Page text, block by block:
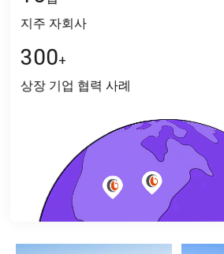
지주 자회사
300+
상장 기업 협력 사례